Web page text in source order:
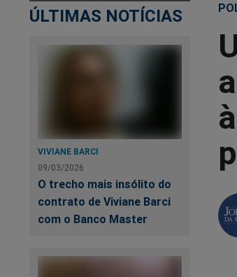
ÚLTIMAS NOTÍCIAS
VIVIANE BARCI
09/03/2026
O trecho mais insólito do
contrato de Viviane Barci
com o Banco Master